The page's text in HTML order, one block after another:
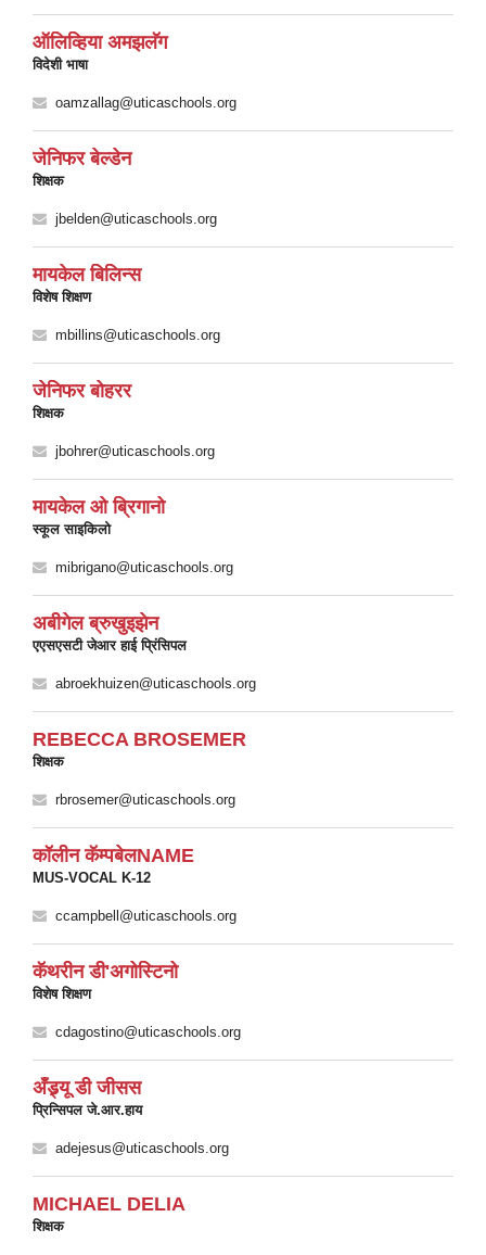
ऑलिव्हिया अमझलॅग
विदेशी भाषा
oamzallag@uticaschools.org
जेनिफर बेल्डेन
शिक्षक
jbelden@uticaschools.org
मायकेल बिलिन्स
विशेष शिक्षण
mbillins@uticaschools.org
जेनिफर बोहरर
शिक्षक
jbohrer@uticaschools.org
मायकेल ओ ब्रिगानो
स्कूल साइकिलो
mibrigano@uticaschools.org
अबीगेल ब्रुखुइझेन
एएसएसटी जेआर हाई प्रिंसिपल
abroekhuizen@uticaschools.org
REBECCA BROSEMER
शिक्षक
rbrosemer@uticaschools.org
कॉलीन कॅम्पबेलNAME
MUS-VOCAL K-12
ccampbell@uticaschools.org
कॅथरीन डी'अगोस्टिनो
विशेष शिक्षण
cdagostino@uticaschools.org
अँड्र्यू डी जीसस
प्रिन्सिपल जे.आर.हाय
adejesus@uticaschools.org
MICHAEL DELIA
शिक्षक